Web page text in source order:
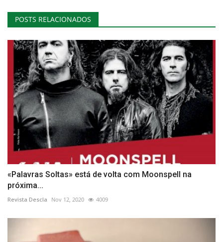
POSTS RELACIONADOS
«Palavras Soltas» está de volta com Moonspell na
próxima...
Revista Descla Nov 12, 2020 4009